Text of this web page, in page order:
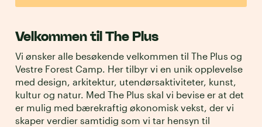
Vanlige spørsmål→
Veibeskrivelse→
The Plus venneforening→
Velkommen til The Plus
Vi ønsker alle besøkende velkommen til The Plus og
Vestre Forest Camp. Her tilbyr vi en unik opplevelse
med design, arkitektur, utendørsaktiviteter, kunst,
kultur og natur. Med The Plus skal vi bevise er at det
er mulig med bærekraftig økonomisk vekst, der vi
skaper verdier samtidig som vi tar hensyn til